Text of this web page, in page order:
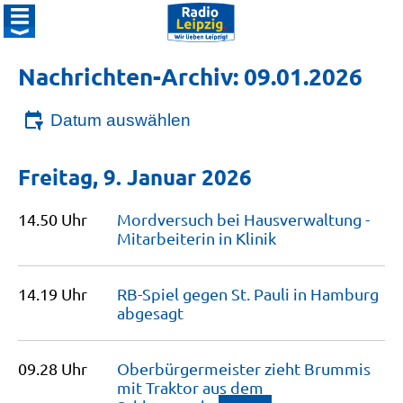
Nachrichten-Archiv: 09.01.2026
Datum auswählen
Freitag, 9. Januar 2026
14.50 Uhr
Mordversuch bei Hausverwaltung -
Mitarbeiterin in Klinik
14.19 Uhr
RB-Spiel gegen St. Pauli in Hamburg
abgesagt
09.28 Uhr
Oberbürgermeister zieht Brummis
mit Traktor aus dem